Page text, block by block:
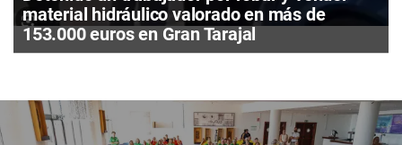
material hidráulico valorado en más de
153.000 euros en Gran Tarajal